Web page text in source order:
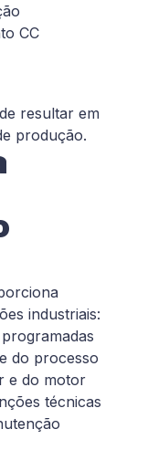
CC
resultar em
produção.
industriais:
do processo
e do motor
técnicas